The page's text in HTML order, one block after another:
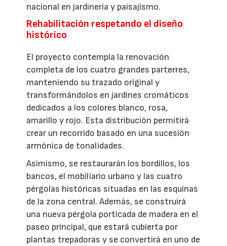
nacional en jardinería y paisajismo.
Rehabilitación respetando el diseño
histórico
El proyecto contempla la renovación
completa de los cuatro grandes parterres,
manteniendo su trazado original y
transformándolos en jardines cromáticos
dedicados a los colores blanco, rosa,
amarillo y rojo. Esta distribución permitirá
crear un recorrido basado en una sucesión
armónica de tonalidades.
Asimismo, se restaurarán los bordillos, los
bancos, el mobiliario urbano y las cuatro
pérgolas históricas situadas en las esquinas
de la zona central. Además, se construirá
una nueva pérgola porticada de madera en el
paseo principal, que estará cubierta por
plantas trepadoras y se convertirá en uno de